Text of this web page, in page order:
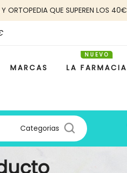
ORTOPEDIA QUE SUPEREN LOS 40€
MARCAS LA FARMACIA
Categorias